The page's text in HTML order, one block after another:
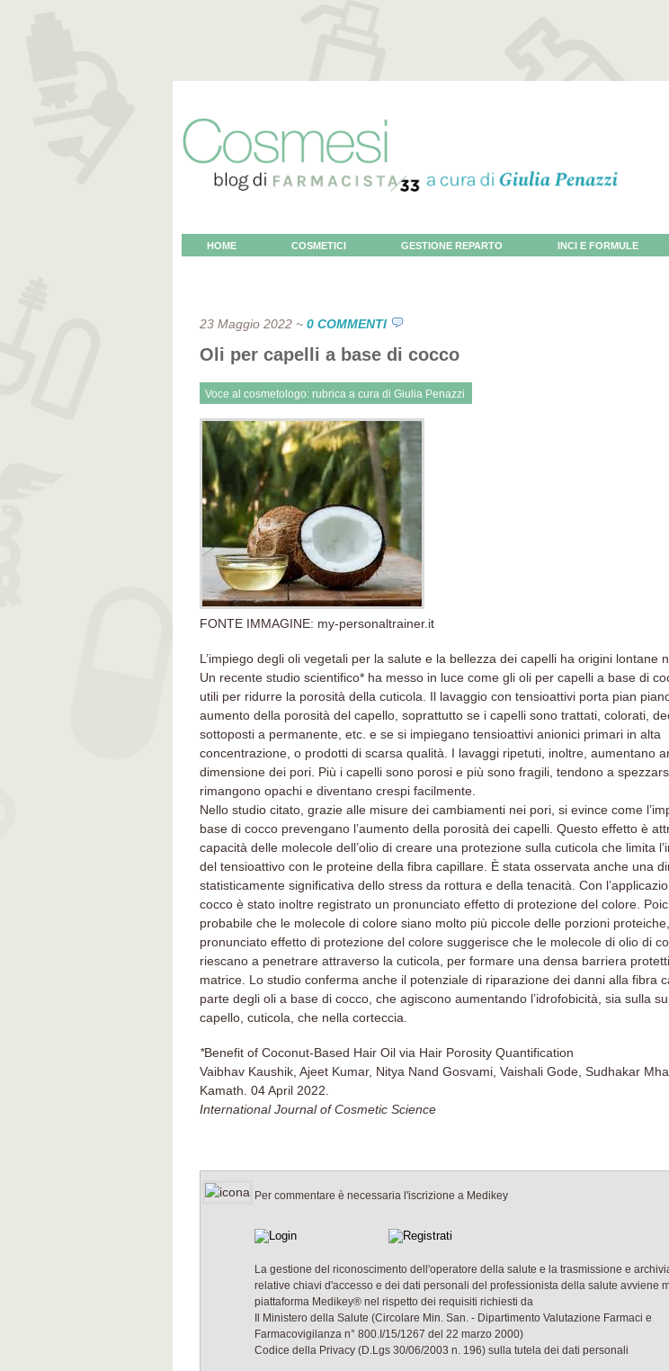
HOME COSMETICI GESTIONE REPARTO INCI E FORMULE
23 Maggio 2022 ~ 0 COMMENTI
Oli per capelli a base di cocco
Voce al cosmetologo: rubrica a cura di Giulia Penazzi
FONTE IMMAGINE: my-personaltrainer.it
L’impiego degli oli vegetali per la salute e la bellezza dei capelli ha origini lontane
Un recente studio scientifico* ha messo in luce come gli oli per capelli a base di
utili per ridurre la porosità della cuticola. Il lavaggio con tensioattivi porta pian
aumento della porosità del capello, soprattutto se i capelli sono trattati, colorati,
sottoposti a permanente, etc. e se si impiegano tensioattivi anionici primari in alta
concentrazione, o prodotti di scarsa qualità. I lavaggi ripetuti, inoltre, aumentano
dimensione dei pori. Più i capelli sono porosi e più sono fragili, tendono a
rimangono opachi e diventano crespi facilmente.
Nello studio citato, grazie alle misure dei cambiamenti nei pori, si evince come
base di cocco prevengano l’aumento della porosità dei capelli. Questo effetto è
capacità delle molecole dell’olio di creare una protezione sulla cuticola che limita
del tensioattivo con le proteine della fibra capillare. È stata osservata anche una
statisticamente significativa dello stress da rottura e della tenacità. Con
cocco è stato inoltre registrato un pronunciato effetto di protezione del colore.
probabile che le molecole di colore siano molto più piccole delle porzioni
pronunciato effetto di protezione del colore suggerisce che le molecole di olio di
riescano a penetrare attraverso la cuticola, per formare una densa barriera
matrice. Lo studio conferma anche il potenziale di riparazione dei danni alla fibra
parte degli oli a base di cocco, che agiscono aumentando l’idrofobicità, sia sulla
capello, cuticola, che nella corteccia.
*Benefit of Coconut-Based Hair Oil via Hair Porosity Quantification
Vaibhav Kaushik, Ajeet Kumar, Nitya Nand Gosvami, Vaishali Gode, Sudhakar
Kamath. 04 April 2022.
International Journal of Cosmetic Science
Per commentare è necessaria l'iscrizione a Medikey
La gestione del riconoscimento dell'operatore della salute e la trasmissione e
relative chiavi d'accesso e dei dati personali del professionista della salute avviene
piattaforma Medikey® nel rispetto dei requisiti richiesti da
Il Ministero della Salute (Circolare Min. San. - Dipartimento Valutazione Farmaci e
Farmacovigilanza n° 800.I/15/1267 del 22 marzo 2000)
Codice della Privacy (D.Lgs 30/06/2003 n. 196) sulla tutela dei dati personali